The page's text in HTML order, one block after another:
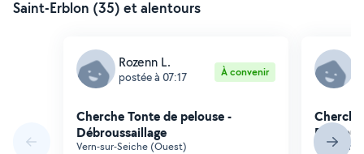
Saint-Erblon (35) et alentours
Rozenn L.
postée à 07:17 À convenir
Cherche Tonte de pelouse -
Débroussaillage
Vern-sur-Seiche (Ouest)
Vern-sur-